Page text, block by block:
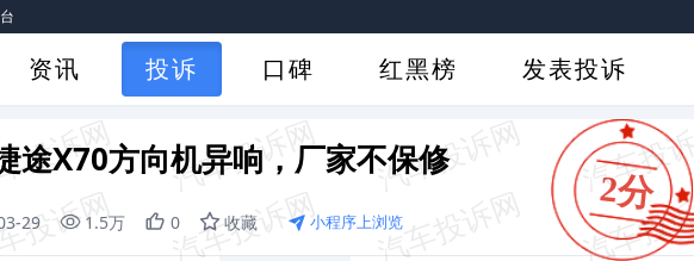
资讯 投诉 口碑 红黑榜 发表投诉
2分
途X70方向机异响，厂家不保修
29 1.5万 0 收藏 小程序上浏览